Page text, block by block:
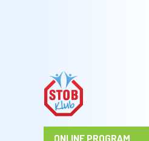
ONLINE PROGRAM